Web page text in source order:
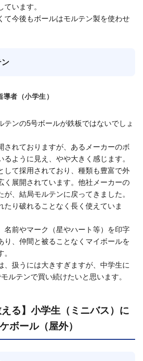
います。
て今後もボールはモルテン製を使わせ
ン
者（小学生）
テンの5号ボールが鉄板ではないでしょ
されておりますが、あるメーカーのボ
るように見え、やや大きく感じます。
して採用されており、種類も豊富で外
く展開されています。他社メーカーの
が、結局モルテンに戻ってきました。
たり破れることなく長く使えていま
名前やマーク（星やハート等）を印字
り、仲間と被ることなくマイボールを
、扱うには大きすぎますが、中学生に
ルテンで買い続けたいと思います。
える】小学生（ミニバス）に
ボール（屋外）